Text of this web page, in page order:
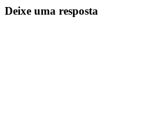
Deixe uma resposta